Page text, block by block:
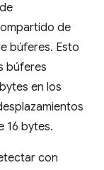
de
búferes. Esto
búferes
en los
16 bytes.
con